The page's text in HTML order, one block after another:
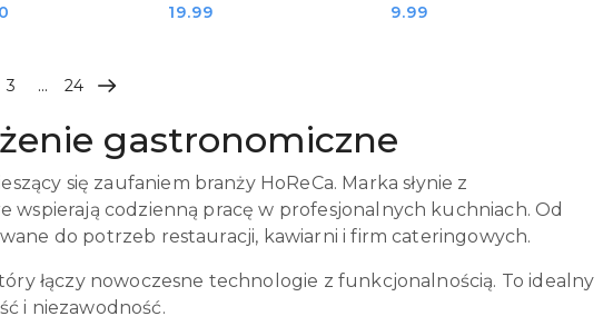
Cena:
19.99 Cena:
9.99
3 ... 24
gastronomiczne
się zaufaniem branży HoReCa. Marka słynie z
wspierają codzienną pracę w profesjonalnych kuchniach. Od
do potrzeb restauracji, kawiarni i firm cateringowych.
łączy nowoczesne technologie z funkcjonalnością. To idealny
i niezawodność.